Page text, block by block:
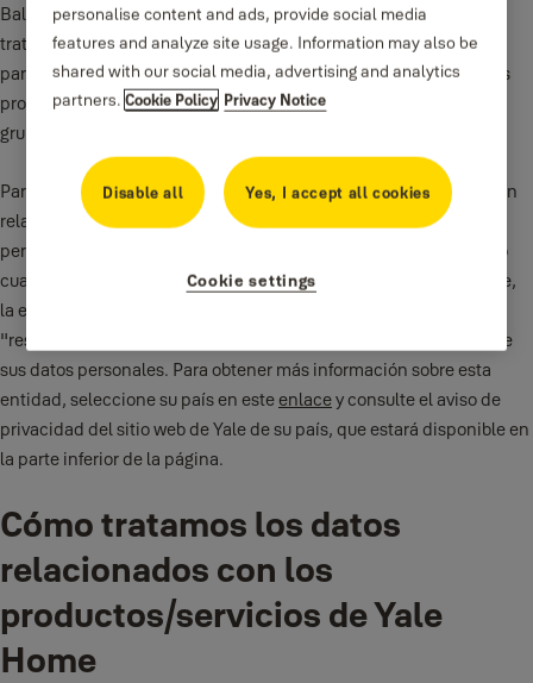
Ballymount, Dublín 24, Irlanda, que es el "responsable del
tratamiento de los datos" con la finalidad de registrar una cuenta
para la aplicación y que haga uso de los Servicios para utilizar sus
productos. Security & Risk Communications Ltd forma parte del
grupo de empresas de ASSA ABLOY.
Para otras actividades en relación con el tratamiento que no estén
relacionadas con el funcionamiento y la gestión de los Servicios,
pero sí con el uso que hace de los productos Smart de Yale, como
cuando se pone en contacto con el servicio de atención al cliente,
la entidad ASSA ABLOY (que opera como Yale) de su país será la
"responsable del tratamiento de los datos" para el tratamiento de
sus datos personales. Para obtener más información sobre esta
entidad, seleccione su país en esteenlacey consulte el aviso de
privacidad del sitio web de Yale de su país, que estará disponible en
la parte inferior de la página.
Cómo tratamos los datos
relacionados con los
productos/servicios de Yale
Home
personalise content and ads, provide social media
features and analyze site usage. Information may also be
shared with our social media, advertising and analytics
partners.Cookie Policy Privacy Notice
Disable all Yes, I accept all cookies
Cookie settings